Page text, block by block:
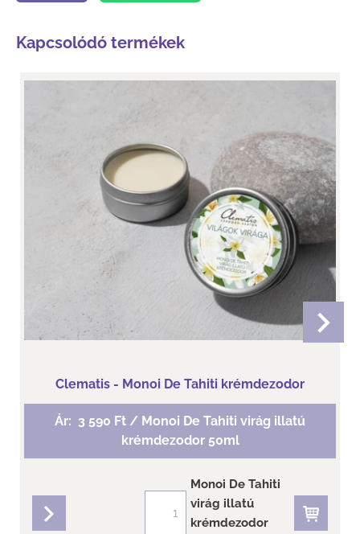
Kapcsolódó termékek
Clematis - Monoi De Tahiti krémdezodor
Ár: 3 590 Ft / Monoi De Tahiti virág illatú
krémdezodor 50ml
Monoi De Tahiti
virág illatú
krémdezodor